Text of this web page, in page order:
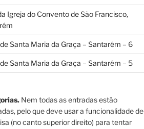
Igreja do Convento de São Francisco,
Santa Maria da Graça – Santarém – 6
Santa Maria da Graça – Santarém – 5
Nem todas as entradas estão
pelo que deve usar a funcionalidade de
(no canto superior direito) para tentar